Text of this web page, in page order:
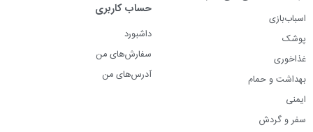
اسباب‌بازی
پوشک
غذاخوری
بهداشت و حمام
ایمنی
سفر و گردش
حساب کاربری
داشبورد
سفارش‌های من
آدرس‌های من